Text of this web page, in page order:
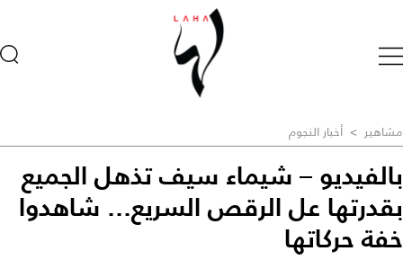
مشاهير > أخبار النجوم
بالفيديو – شيماء سيف تذهل الجميع
بقدرتها عل الرقص السريع... شاهدوا
خفة حركاتها